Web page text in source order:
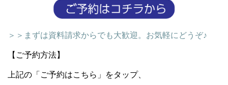
＞＞まずは資料請求からでも大歓迎。お気軽にどうぞ♪
【ご予約方法】
上記の「ご予約はこちら」をタップ、